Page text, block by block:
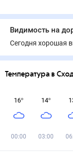
Видимость на
Сегодня хорошая
Температура в
16°
00:00
14°
03:00